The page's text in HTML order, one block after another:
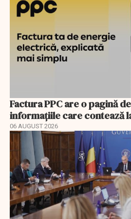
Factura PPC are o pagină
informațiile care contează
06 AUGUST 2026